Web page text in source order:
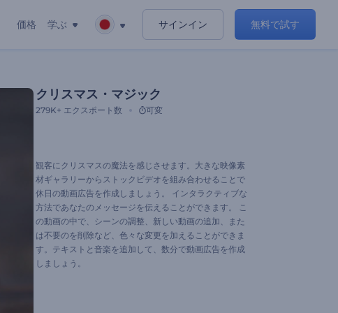
価格 学ぶ サインイン 無料で試す
クリスマス・マジック
279K+ エクスポート数 可変
観客にクリスマスの魔法を感じさせます。大きな映像素
材ギャラリーからストックビデオを組み合わせることで
休日の動画広告を作成しましょう。 インタラクティブな
方法であなたのメッセージを伝えることができます。 こ
の動画の中で、シーンの調整、新しい動画の追加、また
は不要のを削除など、色々な変更を加えることができま
す。テキストと音楽を追加して、数分で動画広告を作成
しましょう。